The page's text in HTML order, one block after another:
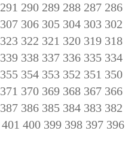
286
287
288
289
290
291
302
303
304
305
306
307
318
319
320
321
322
323
334
335
336
337
338
339
350
351
352
353
354
355
366
367
368
369
370
371
382
383
384
385
386
387
396
397
398
399
400
401